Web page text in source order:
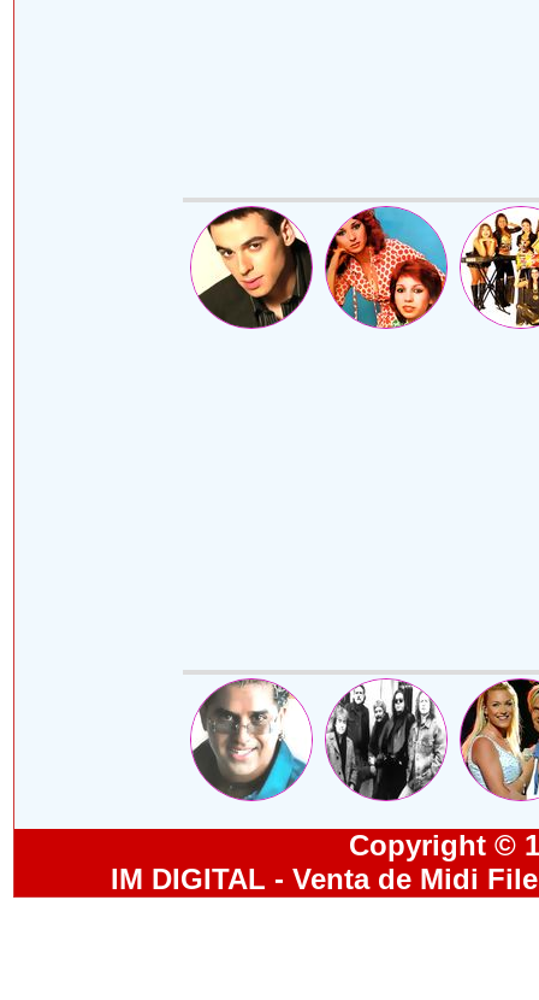
Copyright ©
IM DIGITAL - Venta de Midi